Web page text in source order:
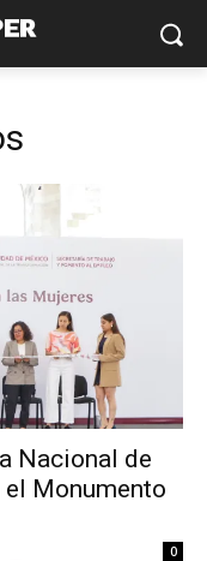
Nacional de
el Monumento
0